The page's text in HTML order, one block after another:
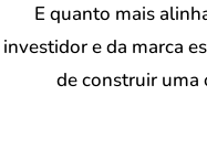
E quanto mais
investidor e da marca
de construir uma